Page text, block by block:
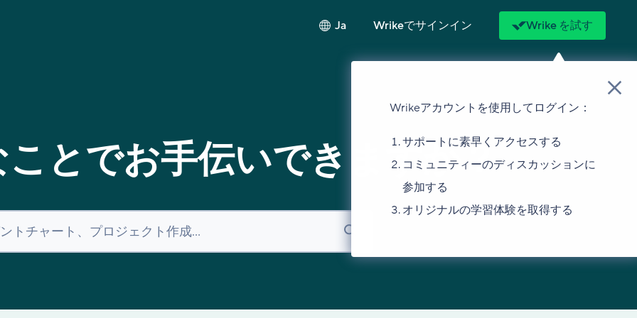
Ja Wrikeでサインイン Wrike を試す
Wrikeアカウントを使用してログイン：
サポートに素早くアクセスする
コミュニティーのディスカッションに
参加する
オリジナルの学習体験を取得する
とでお手伝いできますか？